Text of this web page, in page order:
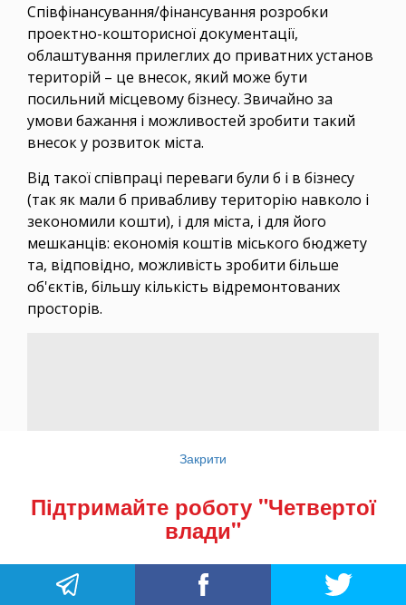
Співфінансування/фінансування розробки
проектно-кошторисної документації,
облаштування прилеглих до приватних установ
територій – це внесок, який може бути
посильний місцевому бізнесу. Звичайно за
умови бажання і можливостей зробити такий
внесок у розвиток міста.
Від такої співпраці переваги були б і в бізнесу
(так як мали б привабливу територію навколо і
зекономили кошти), і для міста, і для його
мешканців: економія коштів міського бюджету
та, відповідно, можливість зробити більше
об'єктів, більшу кількість відремонтованих
просторів.
Закрити
Підтримайте роботу "Четвертої
влади"